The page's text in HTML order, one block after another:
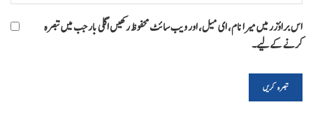
اس براؤزر میں میرا نام، ای میل، اور ویب سائٹ محفوظ رکھیں اگلی بار جب میں تبصرہ
کرنے کےلیے۔